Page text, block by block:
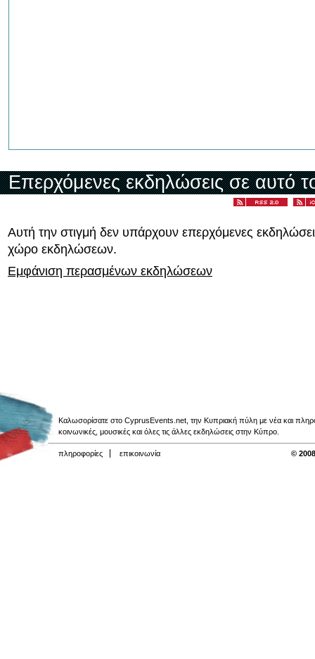
Επερχόμενες εκδηλώσεις σε αυτό
Αυτή την στιγμή δεν υπάρχουν επερχόμενες
χώρο εκδηλώσεων.
Εμφάνιση περασμένων εκδηλώσεων
Καλωσορίσατε στο CyprusEvents.net, την Κυπριακή πύλη με νέα και
κοινωνικές, μουσικές και όλες τις άλλες εκδηλώσεις στην Κύπρο.
πληροφορίες επικοινωνία ©